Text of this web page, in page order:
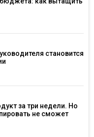
становится
за три недели. Но
не сможет